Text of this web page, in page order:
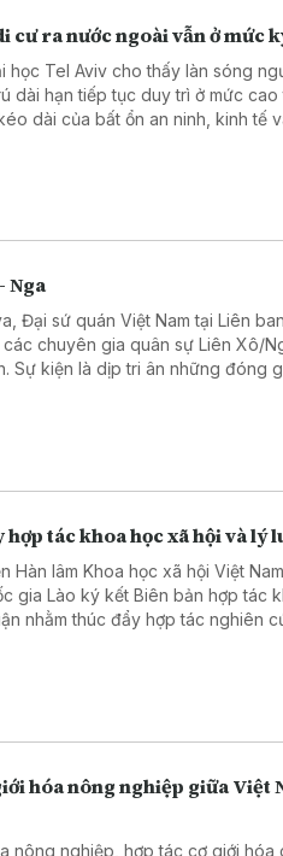
cư ra nước ngoài vẫn ở mức
học Tel Aviv cho thấy làn sóng
dài hạn tiếp tục duy trì ở mức cao
dài của bất ổn an ninh, kinh tế
Nga
Đại sứ quán Việt Nam tại Liên
chuyên gia quân sự Liên Xô/
Sự kiện là dịp tri ân những đóng
hợp tác khoa học xã hội và lý
Hàn lâm Khoa học xã hội Việt
gia Lào ký kết Biên bản hợp tác
nhằm thúc đẩy hợp tác nghiên
hóa nông nghiệp giữa Việt
nông nghiệp, hợp tác cơ giới hóa